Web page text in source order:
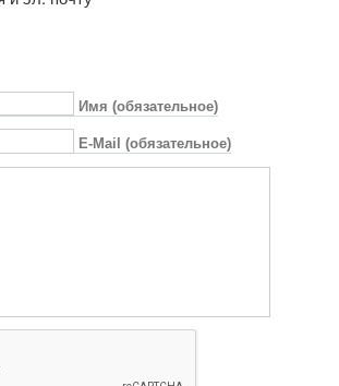
Имя (обязательное)
E-Mail (обязательное)